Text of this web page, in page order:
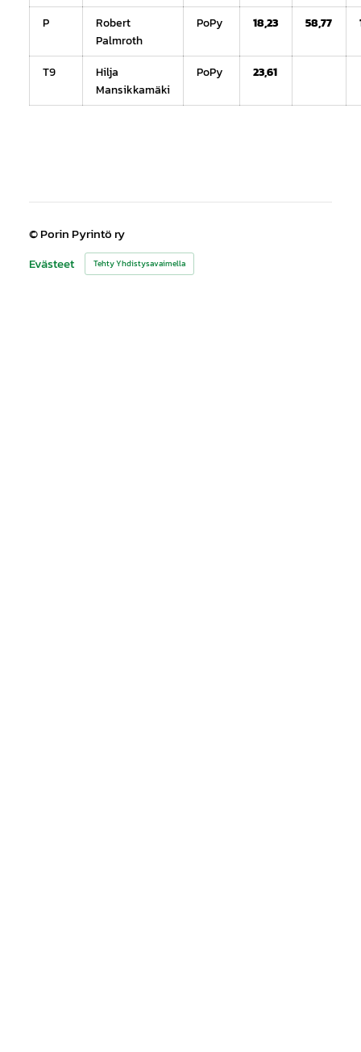
P
Robert
Palmroth
PoPy 18,23 58,77
T9
Hilja
Mansikkamäki
PoPy 23,61
©Porin Pyrintö ry
Evästeet
Tehty Yhdistysavaimella